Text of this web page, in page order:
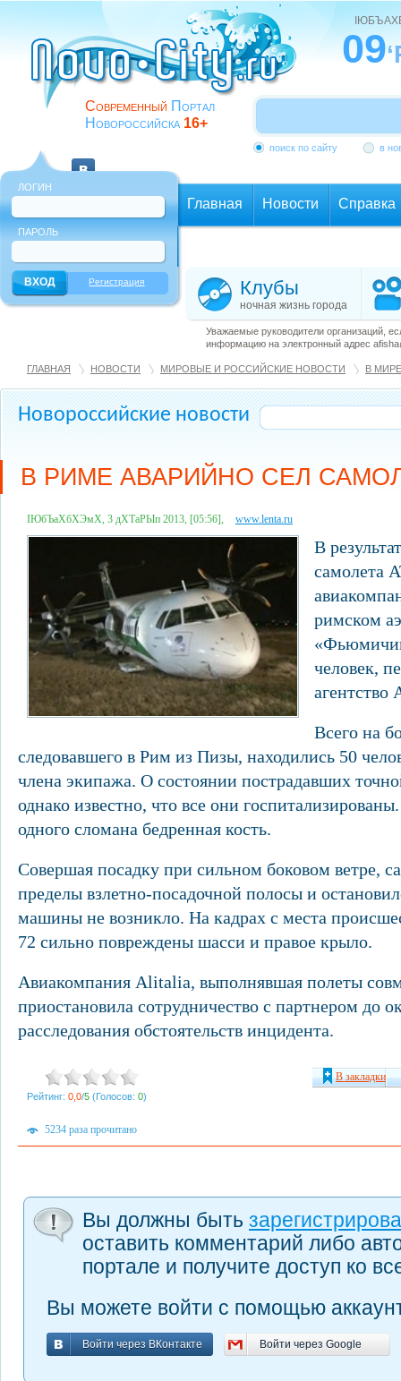
Современный Портал
Новороссийска 16+
09
поиск по сайту в
ЛОГИН
ПАРОЛЬ
Регистрация
Главная Новости Справка
Клубы
ночная жизнь города
Уважаемые руководители организаций,
информацию на электронный адрес
ГЛАВНАЯ НОВОСТИ МИРОВЫЕ И РОССИЙСКИЕ НОВОСТИ В МИРЕ
Новороссийские новости
В РИМЕ АВАРИЙНО СЕЛ
ІЮбЪаХбХЭмХ, 3 дХТаРЫп 2013, [05:56], www.lenta.ru
В
самолета
римском
человек,
агентство
Всего на
следовавшего в Рим из Пизы, находились 50
члена экипажа. О состоянии пострадавших
однако известно, что все они
одного сломана бедренная кость.
Совершая посадку при сильном боковом ветре,
пределы взлетно-посадочной полосы и
машины не возникло. На кадрах с места
72 сильно повреждены шасси и правое крыло.
Авиакомпания Alitalia, выполнявшая полеты
приостановила сотрудничество с партнером до
расследования обстоятельств инцидента.
Рейтинг: 0,0/5 (Голосов: 0)
В закладки
5234 раза прочитано
Вы должны быть
оставить комментарий либо
портале и получите доступ ко
Вы можете войти с помощью
Войти через ВКонтакте
Войти через ВКонтакте Войти через Google
Войти через Google